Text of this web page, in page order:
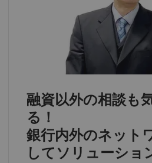
融資以外の相談も
る！
銀行内外のネット
してソリューショ